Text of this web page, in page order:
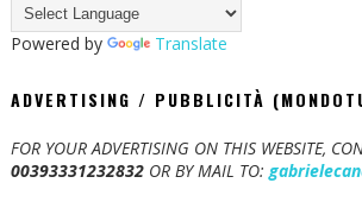
Powered by Translate
ADVERTISING / PUBBLICITÀ
FOR YOUR ADVERTISING ON THIS WEBSITE,
00393331232832OR BY MAIL TO: